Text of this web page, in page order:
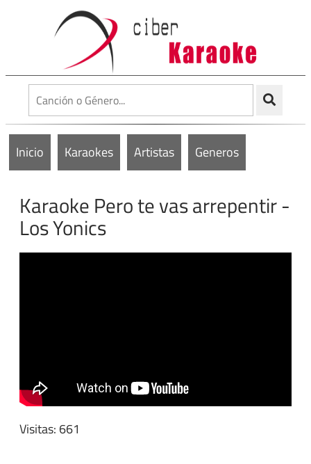
Inicio Karaokes Artistas Generos
Karaoke Pero te vas arrepentir -
Los Yonics
Visitas: 661